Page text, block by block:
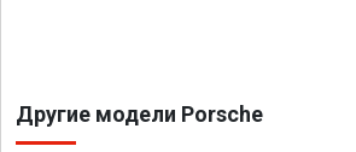
Другие модели Porsche